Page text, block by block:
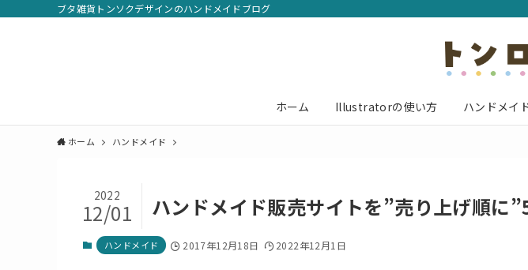
ブタ雑貨トンソクデザインのハンドメイドブログ
ホーム Illustratorの使い方 ハンドメイ
ホーム ハンドメイド
ハンドメイド販売サイトを”売り上げ順に
2022
12/01
ハンドメイド 2017年12月18日 2022年12月1日